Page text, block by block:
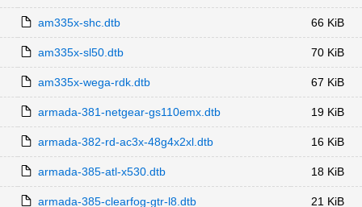
am335x-shc.dtb 66 KiB
am335x-sl50.dtb 70 KiB
am335x-wega-rdk.dtb 67 KiB
armada-381-netgear-gs110emx.dtb 19 KiB
armada-382-rd-ac3x-48g4x2xl.dtb 16 KiB
armada-385-atl-x530.dtb 18 KiB
armada-385-clearfog-gtr-l8.dtb 21 KiB